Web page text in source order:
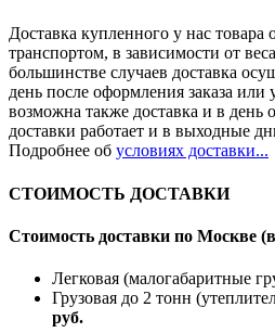
Доставка купленного у нас товара
транспортом, в зависимости от
большинстве случаев доставка
день после оформления заказа или
возможна также доставка и в день
доставки работает и в выходные
Подробнее об условиях доставки...
СТОИМОСТЬ ДОСТАВКИ
Стоимость доставки по Москве
Легковая (малогабаритные
Грузовая до 2 тонн
руб.